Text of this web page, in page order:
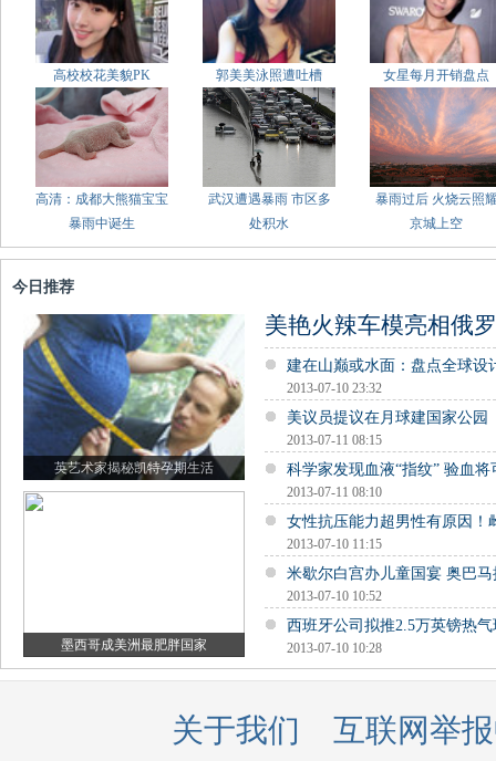
高校校花美貌PK 郭美美泳照遭吐槽 女星每月开销盘点
高清：成都大熊猫宝宝
暴雨中诞生
武汉遭遇暴雨 市区多
处积水
暴雨过后 火烧云照
京城上空
今日推荐
英艺术家揭秘凯特孕期生活
墨西哥成美洲最肥胖国家
美艳火辣车模亮相俄
建在山巅或水面：盘点全球设
2013-07-10 23:32
美议员提议在月球建国家公园
2013-07-11 08:15
科学家发现血液“指纹” 验血将
2013-07-11 08:10
女性抗压能力超男性有原因！
2013-07-10 11:15
米歇尔白宫办儿童国宴 奥巴马
2013-07-10 10:52
西班牙公司拟推2.5万英镑热
2013-07-10 10:28
关于我们
互联网举